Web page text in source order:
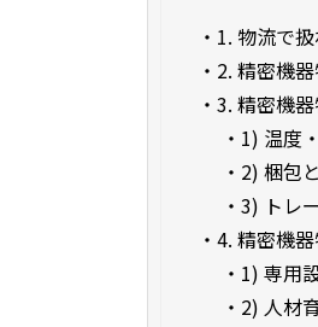
・ 1. 物流で
・ 2. 精密機
・ 3. 精密機
・ 1) 温度
・ 2) 梱包
・ 3) トレ
・ 4. 精密機
・ 1) 専用
・ 2) 人材